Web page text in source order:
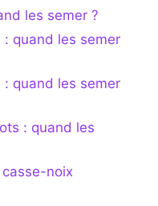
les semer ?
: quand les semer
: quand les semer
: quand les
casse-noix